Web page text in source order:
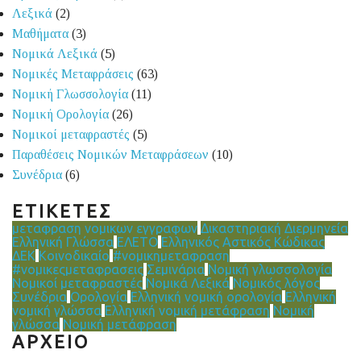
Λεξικά (2)
Μαθήματα (3)
Νομικά Λεξικά (5)
Νομικές Μεταφράσεις (63)
Νομική Γλωσσολογία (11)
Νομική Ορολογία (26)
Νομικοί μεταφραστές (5)
Παραθέσεις Νομικών Μεταφράσεων (10)
Συνέδρια (6)
ΕΤΙΚΕΤΕΣ
μεταφραση νομικων εγγραφων Δικαστηριακή Διερμηνεία
Ελληνική Γλώσσα ΕΛΕΤΟ Ελληνικός Αστικός Κώδικας
ΔΕΚ Κοινοδικαίο #νομικημεταφραση
#νομικεςμεταφρασεις Σεμινάρια Νομική γλωσσολογία
Νομικοί μεταφραστές Νομικά Λεξικά Νομικός λόγος
Συνέδρια Ορολογία Ελληνική νομική ορολογία Ελληνική
νομική γλώσσα Ελληνική νομική μετάφραση Νομική
γλώσσα Νομική μετάφραση
ΑΡΧΕΙΟ